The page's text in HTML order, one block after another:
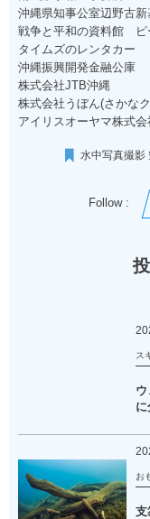
沖縄県知事公室辺野古
戦争と平和の資料館 ピ
タイムズのレンタカー
沖縄振興開発金融公庫
株式会社JTB沖縄
株式会社うぼん(さかな
アイリスオーヤマ株式会
水中写真撮影
Follow :
ス
お
支